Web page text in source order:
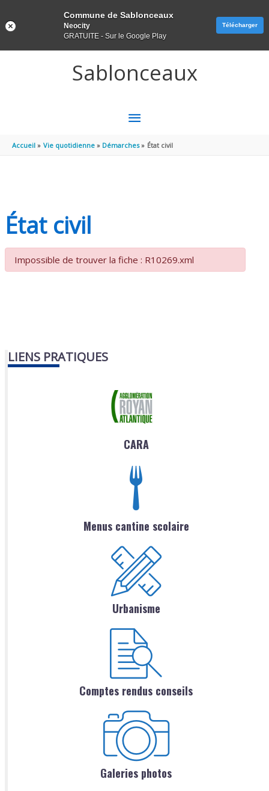
Sablonceaux
MENU
PRINCIPAL
Accueil Vie quotidienne Démarches État civil
État civil
Impossible de trouver la fiche : R10269.xml
LIENS PRATIQUES
CARA
Menus cantine scolaire
Urbanisme
Comptes rendus conseils
Galeries photos
Commune de Sablonceaux
Neocity
GRATUITE - Sur le Google Play
Télécharger